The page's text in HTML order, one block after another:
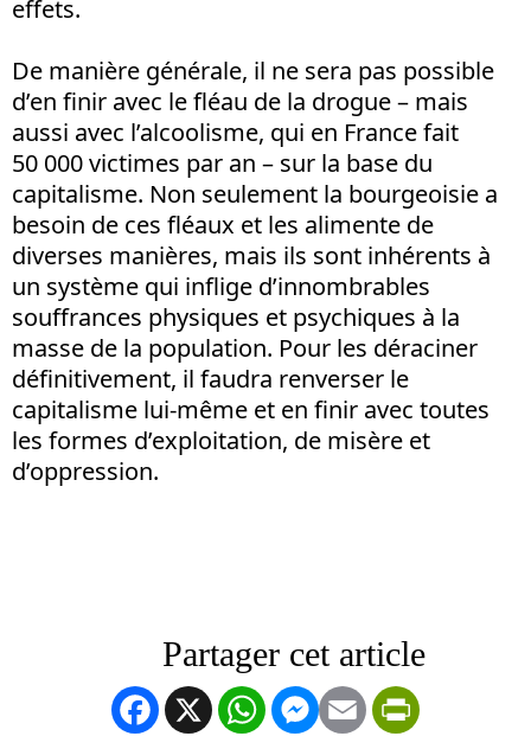
effets.
De manière générale, il ne sera pas possible
d’en finir avec le fléau de la drogue – mais
aussi avec l’alcoolisme, qui en France fait
50 000 victimes par an – sur la base du
capitalisme. Non seulement la bourgeoisie a
besoin de ces fléaux et les alimente de
diverses manières, mais ils sont inhérents à
un système qui inflige d’innombrables
souffrances physiques et psychiques à la
masse de la population. Pour les déraciner
définitivement, il faudra renverser le
capitalisme lui-même et en finir avec toutes
les formes d’exploitation, de misère et
d’oppression.
Facebook
X WhatsApp
Messenger
Email